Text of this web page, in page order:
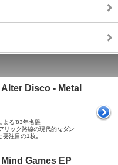
Disco - Metal
よる'83年名盤
リック路線の現代的なダン
注目の1枚。
Games EP